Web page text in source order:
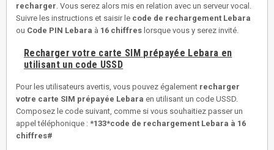
recharger . Vous serez alors mis en relation avec un serveur vocal.
Suivre les instructions et saisir le code de rechargement Lebara
ou Code PIN Lebara à 16 chiffres lorsque vous y serez invité.
Recharger votre carte SIM prépayée Lebara en
utilisant un code USSD
Pour les utilisateurs avertis, vous pouvez également recharger
votre carte SIM prépayée Lebara en utilisant un code USSD.
Composez le code suivant, comme si vous souhaitiez passer un
appel téléphonique : *133*code de rechargement Lebara à 16
chiffres#